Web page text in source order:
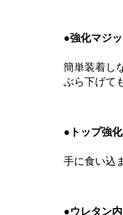
●強化マジ
簡単装着し
ぶら下げて
●トップ強
手に食い込
●ウレタン